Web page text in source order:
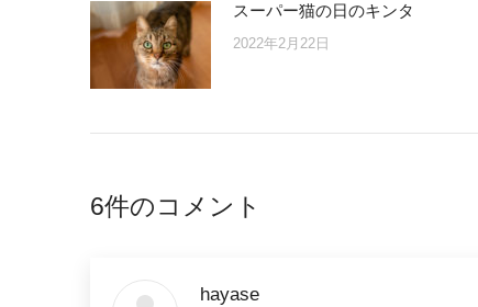
スーパー猫の日のキンタ
2022年2月22日
6件のコメント
hayase